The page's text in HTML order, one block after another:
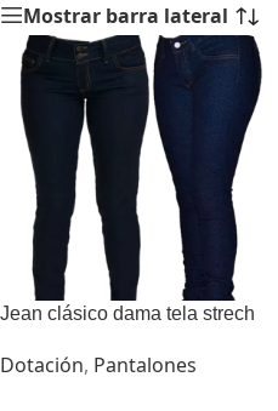
Mostrar barra lateral
Jean clásico dama tela strech
Dotación, Pantalones